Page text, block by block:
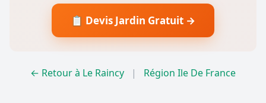
📋 Devis Jardin Gratuit →
← Retour à Le Raincy | Région Ile De France